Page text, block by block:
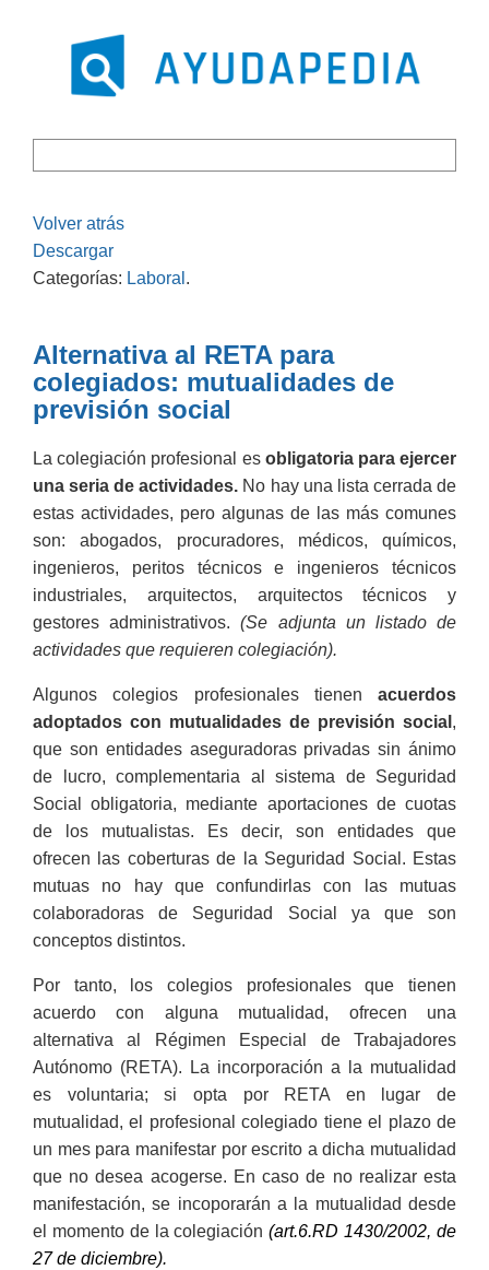
Volver atrás
Descargar
Categorías: Laboral .
Alternativa al RETA para
colegiados: mutualidades de
previsión social
La colegiación profesional esobligatoria para ejercer
una seria de actividades. No hay una lista cerrada de
estas actividades, pero algunas de las más comunes
son: abogados, procuradores, médicos, químicos,
ingenieros, peritos técnicos e ingenieros técnicos
industriales, arquitectos, arquitectos técnicos y
gestores administrativos. (Se adjunta un listado de
actividades que requieren colegiación).
Algunos colegios profesionales tienen acuerdos
adoptados con mutualidades de previsión social ,
que son entidades aseguradoras privadas sin ánimo
de lucro, complementaria al sistema de Seguridad
Social obligatoria, mediante aportaciones de cuotas
de los mutualistas. Es decir, son entidades que
ofrecen las coberturas de la Seguridad Social. Estas
mutuas no hay que confundirlas con las mutuas
colaboradoras de Seguridad Social ya que son
conceptos distintos.
Por tanto, los colegios profesionales que tienen
acuerdo con alguna mutualidad, ofrecen una
alternativa al Régimen Especial de Trabajadores
Autónomo (RETA). La incorporación a la mutualidad
es voluntaria; si opta por RETA en lugar de
mutualidad, el profesional colegiado tiene el plazo de
un mes para manifestar por escrito a dicha mutualidad
que no desea acogerse. En caso de no realizar esta
manifestación, se incoporarán a la mutualidad desde
el momento de la colegiación (art.6.RD 1430/2002, de
27 de diciembre).